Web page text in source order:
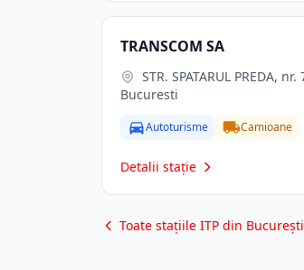
TRANSCOM SA
Bucuresti
Autoturisme Camioane
Detalii stație
Toate stațiile ITP din București